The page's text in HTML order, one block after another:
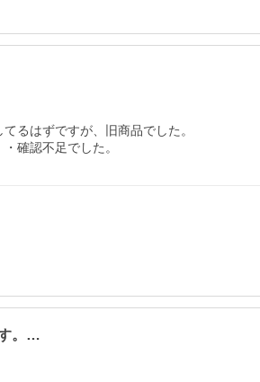
るはずですが、旧商品でした。
確認不足でした。
。…